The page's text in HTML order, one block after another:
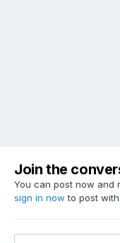
Join the
You can post now and
sign in now to post